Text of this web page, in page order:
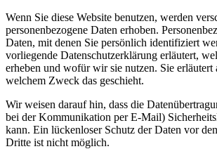
Wenn Sie diese Website benutzen, werden
personenbezogene Daten erhoben.
Daten, mit denen Sie persönlich identifiziert
vorliegende Datenschutzerklärung erläutert,
erheben und wofür wir sie nutzen. Sie erläutert
welchem Zweck das geschieht.
Wir weisen darauf hin, dass die
bei der Kommunikation per E-Mail)
kann. Ein lückenloser Schutz der Daten vor
Dritte ist nicht möglich.